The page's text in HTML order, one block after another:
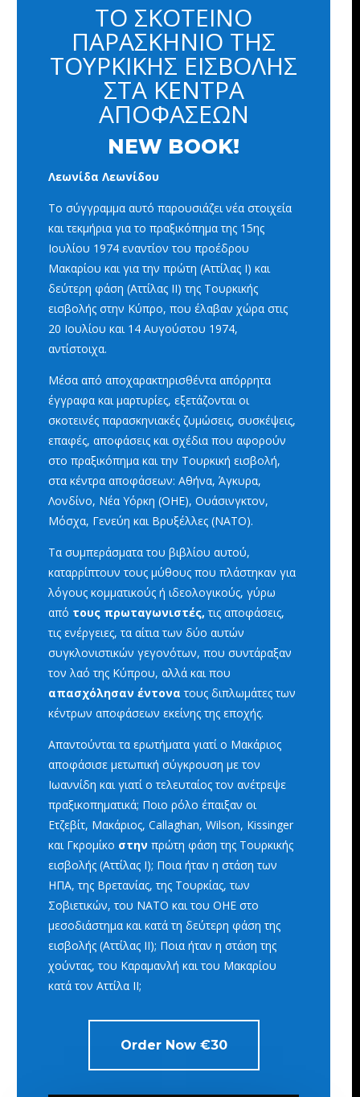
ΤΟ ΣΚΟΤΕΙΝΟ
ΠΑΡΑΣΚΗΝΙΟ ΤΗΣ
ΤΟΥΡΚΙΚΗΣ ΕΙΣΒΟΛΗΣ
ΣΤΑ ΚΕΝΤΡΑ
ΑΠΟΦΑΣΕΩΝ
NEW BOOK!
Λεωνίδα Λεωνίδου
Το σύγγραμμα αυτό παρουσιάζει νέα στοιχεία
και τεκμήρια για τοπραξικόπημα της 15ης
Ιουλίου 1974 εναντίον του προέδρου
Μακαρίου και για την πρώτη (Αττίλας Ι) και
δεύτερη φάση (Αττίλας ΙΙ) της Τουρκικής
εισβολής στην Κύπρο, που έλαβαν χώρα στις
20 Ιουλίου και 14 Αυγούστου 1974,
αντίστοιχα.
Μέσα από αποχαρακτηρισθέντα απόρρητα
έγγραφα και μαρτυρίες, εξετάζονται οι
σκοτεινές παρασκηνιακές ζυμώσεις, συσκέψεις,
επαφές, αποφάσεις και σχέδια που αφορούν
στο πραξικόπημα και την Τουρκική εισβολή,
στα κέντρα αποφάσεων: Αθήνα, Άγκυρα,
Λονδίνο, Νέα Υόρκη (OΗΕ), Ουάσινγκτον,
Μόσχα, Γενεύη και Βρυξέλλες (ΝΑΤΟ).
Τα συμπεράσματα του βιβλίου αυτού,
καταρρίπτουν τους μύθους που πλάστηκαν για
λόγους κομματικούς ή ιδεολογικούς, γύρω
από τους πρωταγωνιστές,τις αποφάσεις,
τις ενέργειες, τα αίτια των δύο αυτών
συγκλονιστικών γεγονότων, που συντάραξαν
τον λαό της Κύπρου, αλλά και που
απασχόλησαν έντονα τους διπλωμάτες των
κέντρων αποφάσεων εκείνης της εποχής.
Απαντούνται τα ερωτήματα γιατί ο Μακάριος
αποφάσισε μετωπική σύγκρουση με τον
Ιωαννίδη και γιατί ο τελευταίος τον ανέτρεψε
πραξικοπηματικά; Ποιο ρόλο έπαιξαν οι
Ετζεβίτ, Μακάριος, Callaghan, Wilson, Kissinger
και Γκρομίκο στηνπρώτη φάση της Τουρκικής
εισβολής (Αττίλας Ι); Ποια ήταν η στάση των
ΗΠΑ, της Βρετανίας, της Τουρκίας, των
Σοβιετικών, του ΝΑΤΟ και του ΟΗΕ στο
μεσοδιάστημα και κατά τη δεύτερη φάση της
εισβολής (Αττίλας ΙΙ); Ποια ήταν η στάση της
χούντας, του Καραμανλή και του Μακαρίου
κατά τον Αττίλα ΙΙ;
Order Now €30